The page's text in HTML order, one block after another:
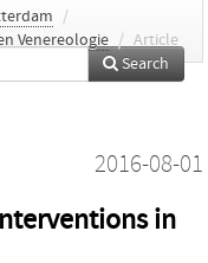
/
Venereologie / Article
Search
2016-08-01
in